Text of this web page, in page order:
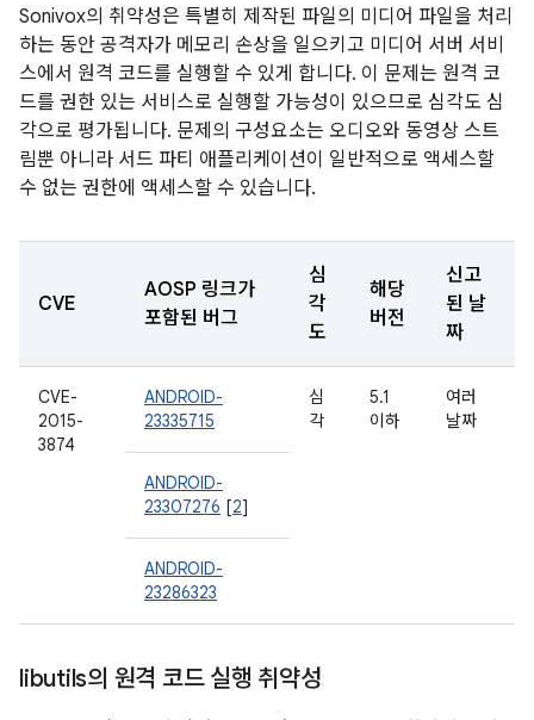
Sonivox의 취약성은 특별히 제작된 파일의 미디어 파일을 처리
하는 동안 공격자가 메모리 손상을 일으키고 미디어 서버 서비
스에서 원격 코드를 실행할 수 있게 합니다. 이 문제는 원격 코
드를 권한 있는 서비스로 실행할 가능성이 있으므로 심각도 심
각으로 평가됩니다. 문제의 구성요소는 오디오와 동영상 스트
림뿐 아니라 서드 파티 애플리케이션이 일반적으로 액세스할
수 없는 권한에 액세스할 수 있습니다.
CVE
AOSP 링크가
포함된 버그
심
각
도
해당
버전
신고
된 날
짜
CVE-
2015-
3874
ANDROID-
23335715
심
각
5.1
이하
여러
날짜
ANDROID-
23307276 [2]
ANDROID-
23286323
libutils의 원격 코드 실행 취약성